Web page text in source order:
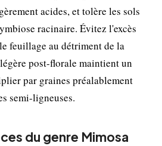
acides, et tolère les sols
racinaire. Évitez l'excès
feuillage au détriment de la
post-florale maintient un
par graines préalablement
semi-ligneuses.
du genre Mimosa